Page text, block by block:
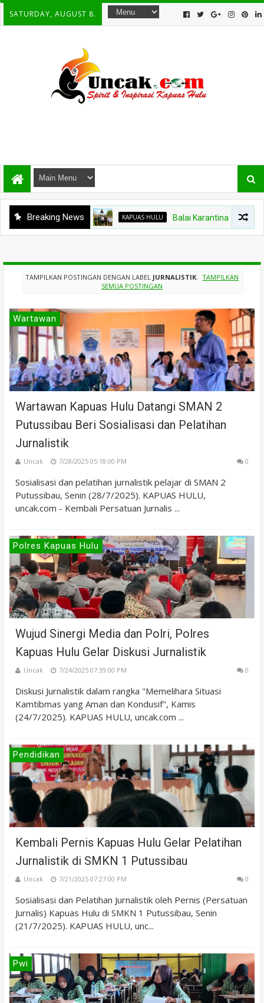
SATURDAY, AUGUST 8.
Breaking News KAPUAS HULU Balai Karantina Kalbar Tinjau
TAMPILKAN POSTINGAN DENGAN LABEL JURNALISTIK. TAMPILKAN
SEMUA POSTINGAN
Wartawan
Wartawan Kapuas Hulu Datangi SMAN 2
Putussibau Beri Sosialisasi dan Pelatihan
Jurnalistik
Uncak 7/28/2025 05:18:00 PM 0
Sosialisasi dan pelatihan jurnalistik pelajar di SMAN 2
Putussibau, Senin (28/7/2025). KAPUAS HULU,
uncak.com - Kembali Persatuan Jurnalis ...
Polres Kapuas Hulu
Wujud Sinergi Media dan Polri, Polres
Kapuas Hulu Gelar Diskusi Jurnalistik
Uncak 7/24/2025 07:39:00 PM 0
Diskusi Jurnalistik dalam rangka "Memelihara Situasi
Kamtibmas yang Aman dan Kondusif", Kamis
(24/7/2025). KAPUAS HULU, uncak.com ...
Pendidikan
Kembali Pernis Kapuas Hulu Gelar Pelatihan
Jurnalistik di SMKN 1 Putussibau
Uncak 7/21/2025 07:27:00 PM 0
Sosialisasi dan Pelatihan Jurnalistik oleh Pernis (Persatuan
Jurnalis) Kapuas Hulu di SMKN 1 Putussibau, Senin
(21/7/2025). KAPUAS HULU, unc...
Pwi